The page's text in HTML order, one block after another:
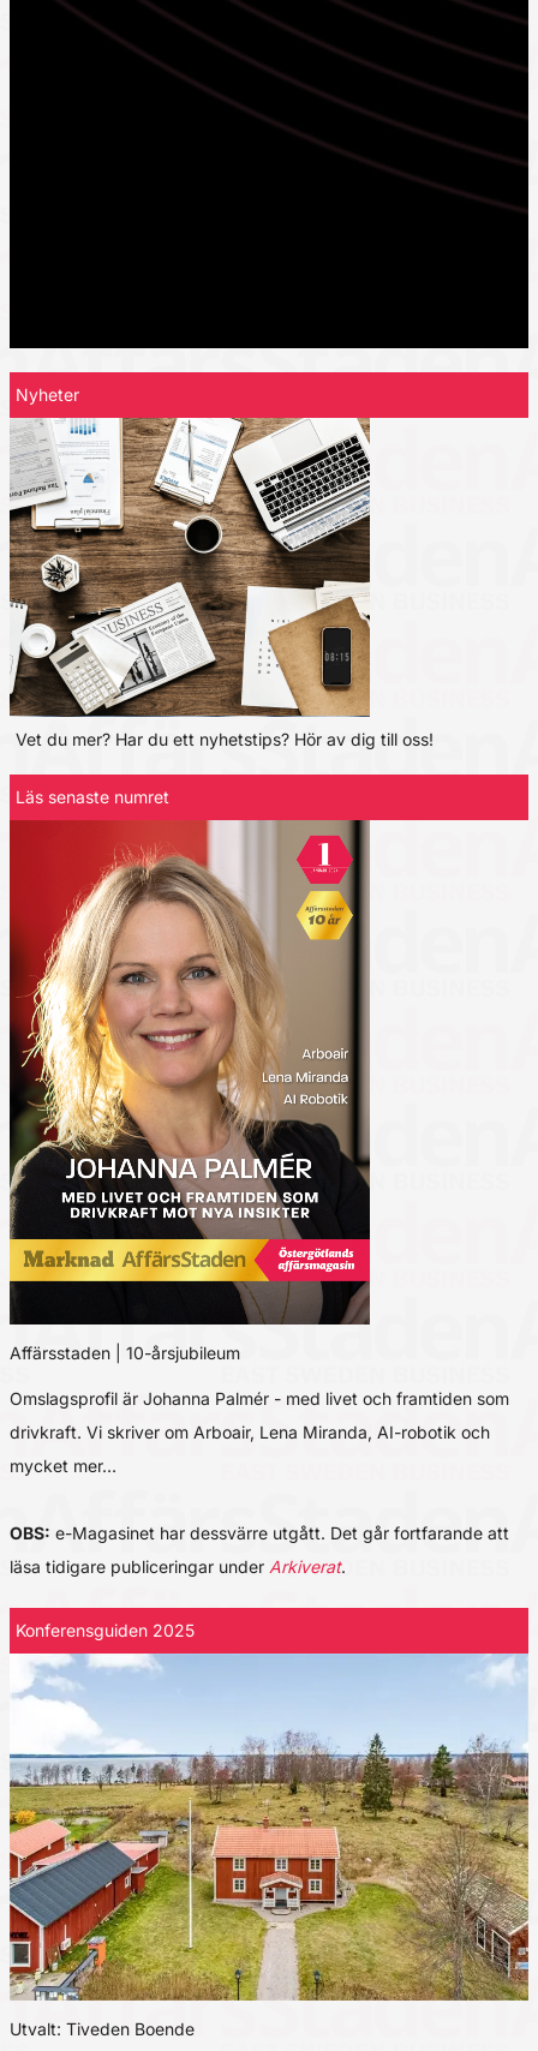
Nyheter
Vet du mer? Har du ett nyhetstips? Hör av dig till oss!
Läs senaste numret
Affärsstaden | 10-årsjubileum
Omslagsprofil är Johanna Palmér - med livet och framtiden som
drivkraft. Vi skriver om Arboair, Lena Miranda, AI-robotik och
mycket mer…
OBS: e-Magasinet har dessvärre utgått. Det går fortfarande att
läsa tidigare publiceringar under Arkiverat.
Konferensguiden 2025
Utvalt: Tiveden Boende